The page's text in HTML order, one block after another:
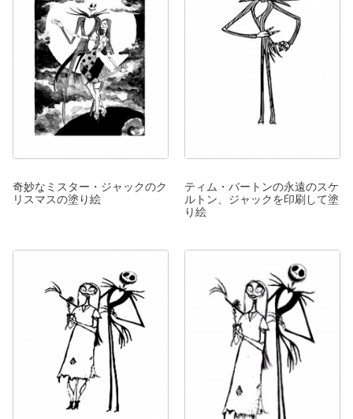
奇妙なミスター・ジャックのク
リスマスの塗り絵
ティム・バートンの永遠のスケ
ルトン、ジャックを印刷して塗
り絵